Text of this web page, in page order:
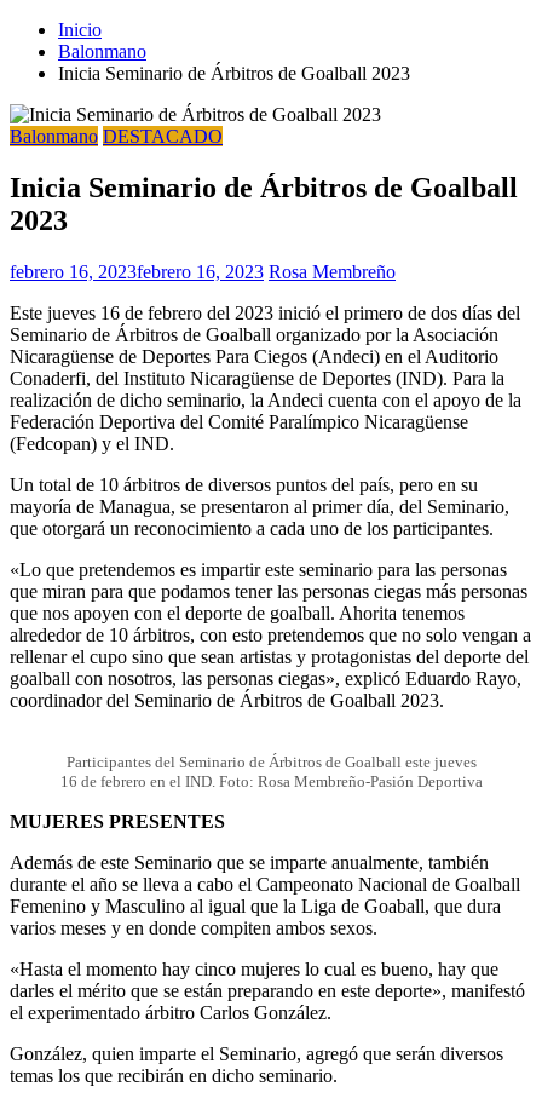
Inicio
Balonmano
Inicia Seminario de Árbitros de Goalball 2023
Balonmano DESTACADO
Inicia Seminario de Árbitros de Goalball
2023
febrero 16, 2023febrero 16, 2023 Rosa Membreño
Este jueves 16 de febrero del 2023 inició el primero de dos días del
Seminario de Árbitros de Goalball organizado por la Asociación
Nicaragüense de Deportes Para Ciegos (Andeci) en el Auditorio
Conaderfi, del Instituto Nicaragüense de Deportes (IND). Para la
realización de dicho seminario, la Andeci cuenta con el apoyo de la
Federación Deportiva del Comité Paralímpico Nicaragüense
(Fedcopan) y el IND.
Un total de 10 árbitros de diversos puntos del país, pero en su
mayoría de Managua, se presentaron al primer día, del Seminario,
que otorgará un reconocimiento a cada uno de los participantes.
«Lo que pretendemos es impartir este seminario para las personas
que miran para que podamos tener las personas ciegas más personas
que nos apoyen con el deporte de goalball. Ahorita tenemos
alrededor de 10 árbitros, con esto pretendemos que no solo vengan a
rellenar el cupo sino que sean artistas y protagonistas del deporte del
goalball con nosotros, las personas ciegas», explicó Eduardo Rayo,
coordinador del Seminario de Árbitros de Goalball 2023.
Participantes del Seminario de Árbitros de Goalball este jueves
16 de febrero en el IND. Foto: Rosa Membreño-Pasión Deportiva
MUJERES PRESENTES
Además de este Seminario que se imparte anualmente, también
durante el año se lleva a cabo el Campeonato Nacional de Goalball
Femenino y Masculino al igual que la Liga de Goaball, que dura
varios meses y en donde compiten ambos sexos.
«Hasta el momento hay cinco mujeres lo cual es bueno, hay que
darles el mérito que se están preparando en este deporte», manifestó
el experimentado árbitro Carlos González.
González, quien imparte el Seminario, agregó que serán diversos
temas los que recibirán en dicho seminario.